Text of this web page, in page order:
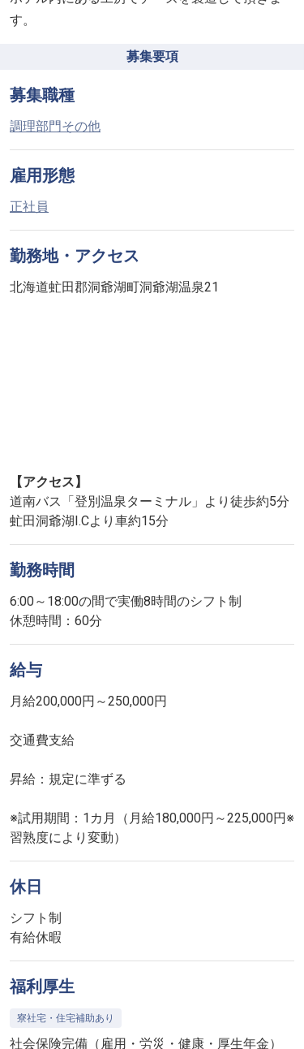
す。
募集要項
募集職種
調理部門その他
雇用形態
正社員
勤務地・アクセス
北海道虻田郡洞爺湖町洞爺湖温泉21
【アクセス】
道南バス「登別温泉ターミナル」より徒歩約5分
虻田洞爺湖I.Cより車約15分
勤務時間
6:00～18:00の間で実働8時間のシフト制
休憩時間：60分
給与
月給200,000円～250,000円
交通費支給
昇給：規定に準ずる
※試用期間：1カ月（月給180,000円～225,000円※
習熟度により変動）
休日
シフト制
有給休暇
福利厚生
寮社宅・住宅補助あり
社会保険完備（雇用・労災・健康・厚生年金）